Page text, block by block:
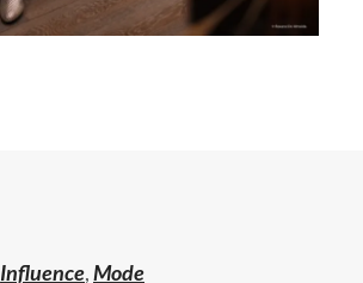
Influence,Mode